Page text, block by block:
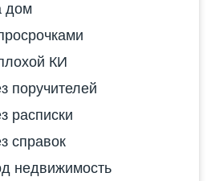
дом
КИ
поручителей
расписки
справок
недвижимость